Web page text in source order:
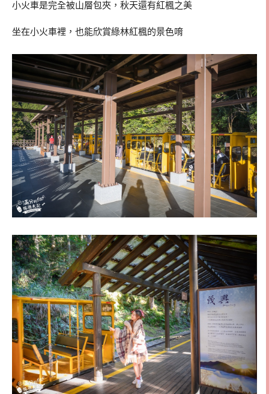
小火車是完全被山層包夾，秋天還有紅楓之美
坐在小火車裡，也能欣賞綠林紅楓的景色唷